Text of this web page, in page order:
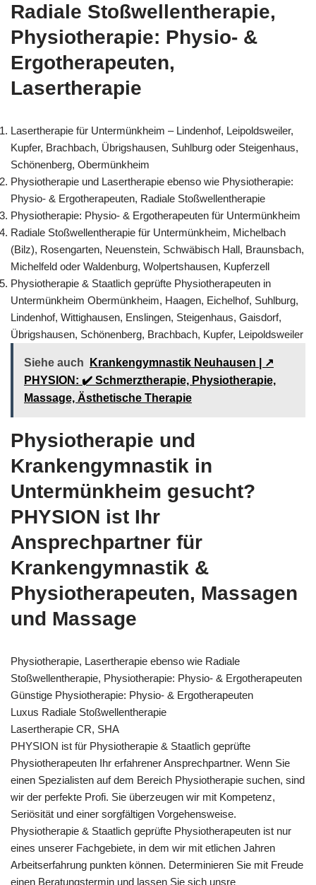
Radiale Stoßwellentherapie,
Physiotherapie: Physio- &
Ergotherapeuten,
Lasertherapie
Lasertherapie für Untermünkheim – Lindenhof, Leipoldsweiler,
Kupfer, Brachbach, Übrigshausen, Suhlburg oder Steigenhaus,
Schönenberg, Obermünkheim
Physiotherapie und Lasertherapie ebenso wie Physiotherapie:
Physio- & Ergotherapeuten, Radiale Stoßwellentherapie
Physiotherapie: Physio- & Ergotherapeuten für Untermünkheim
Radiale Stoßwellentherapie für Untermünkheim, Michelbach
(Bilz), Rosengarten, Neuenstein, Schwäbisch Hall, Braunsbach,
Michelfeld oder Waldenburg, Wolpertshausen, Kupferzell
Physiotherapie & Staatlich geprüfte Physiotherapeuten in
Untermünkheim Obermünkheim, Haagen, Eichelhof, Suhlburg,
Lindenhof, Wittighausen, Enslingen, Steigenhaus, Gaisdorf,
Übrigshausen, Schönenberg, Brachbach, Kupfer, Leipoldsweiler
Siehe auch
Krankengymnastik Neuhausen | ↗️
PHYSION: ✔️ Schmerztherapie, Physiotherapie,
Massage, Ästhetische Therapie
Physiotherapie und
Krankengymnastik in
Untermünkheim gesucht?
PHYSION ist Ihr
Ansprechpartner für
Krankengymnastik &
Physiotherapeuten, Massagen
und Massage
Physiotherapie, Lasertherapie ebenso wie Radiale
Stoßwellentherapie, Physiotherapie: Physio- & Ergotherapeuten
Günstige Physiotherapie: Physio- & Ergotherapeuten
Luxus Radiale Stoßwellentherapie
Lasertherapie CR, SHA
PHYSION ist für Physiotherapie & Staatlich geprüfte
Physiotherapeuten Ihr erfahrener Ansprechpartner. Wenn Sie
einen Spezialisten auf dem Bereich Physiotherapie suchen, sind
wir der perfekte Profi. Sie überzeugen wir mit Kompetenz,
Seriösität und einer sorgfältigen Vorgehensweise.
Physiotherapie & Staatlich geprüfte Physiotherapeuten ist nur
eines unserer Fachgebiete, in dem wir mit etlichen Jahren
Arbeitserfahrung punkten können. Determinieren Sie mit Freude
einen Beratungstermin und lassen Sie sich unsre